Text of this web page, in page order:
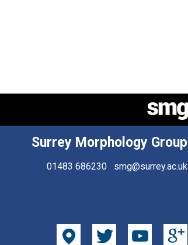
Surrey Morphology Group
01483 686230 smg@surrey.ac.uk